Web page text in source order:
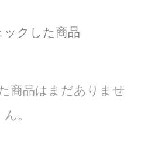
ックした商品
商品はまだありませ
ん。